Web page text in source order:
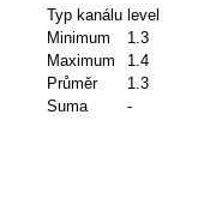
Typ kanálu level
Minimum
1.3
Maximum
1.4
Průměr
1.3
Suma
-